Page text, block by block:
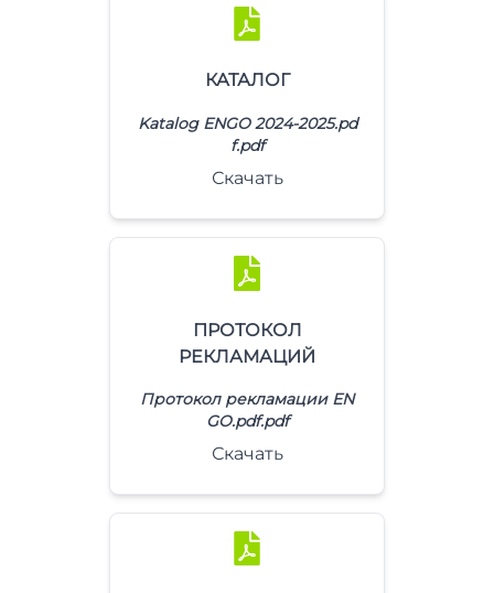
КАТАЛОГ
Katalog ENGO 2024-2025.pd
f.pdf
Скачать
ПРОТОКОЛ
РЕКЛАМАЦИЙ
Протокол рекламации EN
GO.pdf.pdf
Скачать